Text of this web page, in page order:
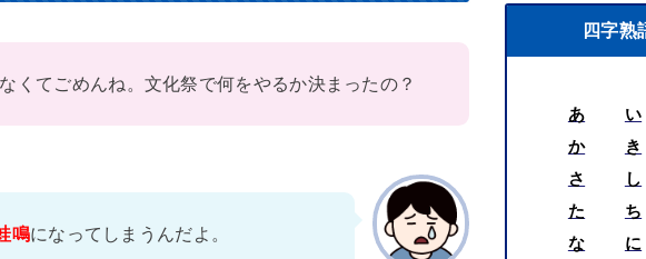
くてごめんね。文化祭で何をやるか決まったの？
鳴になってしまうんだよ。
四字熟
あ い
か
き
さ
し
た
ち
な
に